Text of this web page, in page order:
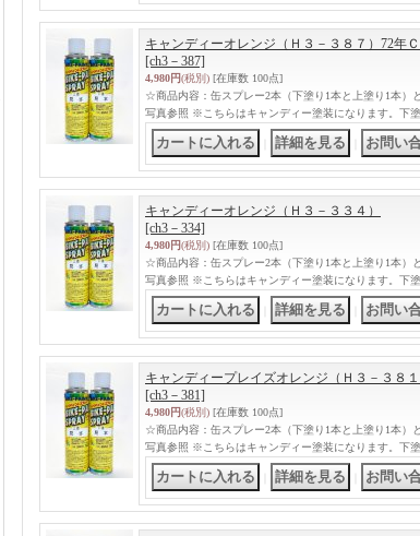
キャンディーオレンジ（Ｈ３－３８７）72年Ｃ
[ch3－387]
4,980円(税別) [在庫数 100点]
☆商品内容：缶スプレー2本（下塗り1本と上塗り1本）
写真参照 ※こちらはキャンディー塗装になります。下
キャンディーオレンジ（Ｈ３－３３４）
[ch3－334]
4,980円(税別) [在庫数 100点]
☆商品内容：缶スプレー2本（下塗り1本と上塗り1本）
写真参照 ※こちらはキャンディー塗装になります。下
キャンディープレイズオレンジ（Ｈ３－３８１
[ch3－381]
4,980円(税別) [在庫数 100点]
☆商品内容：缶スプレー2本（下塗り1本と上塗り1本）
写真参照 ※こちらはキャンディー塗装になります。下